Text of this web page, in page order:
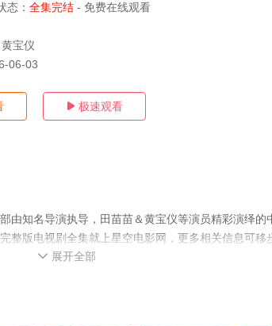
态： 全集完结 - 免费在线观看
宝仪
06-03
 极速观看
由知名导演执导，田苗苗＆黄宝仪等演员精彩演绎的
整版电视剧全集就上星空电影网，更多相关信息可移
 展开全部